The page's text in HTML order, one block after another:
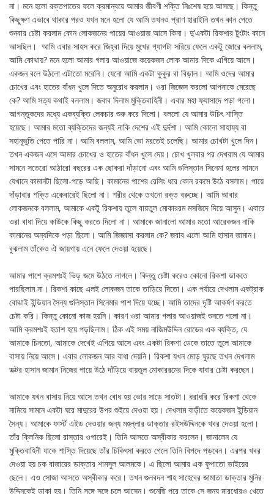
না। মনে হলো রক্তপাতের ফলে ক্রমান্বয়ে আমার জীবণী শক্তি নিঃশেষ হয়ে আসছে। কিন্তু
কিছুক্ষণ এভাবে থাকার পরও যখন মনে হলো যে আমি তখনও প্রাণ হারাইনি তখন কান পেতে
শুনবার চেষ্টা করলাম কোন লোকজনের পায়ের আওয়াজ আসে কিনা। দু’একটা রিকশার টুংটাং কানে
আসছিল। আমি এবার সাহস করে জিহ্বা দিয়ে মুখের গ্যাগটা সরিয়ে ফেলে একটু জোরে বললাম,
আমি কোথায়? মনে হলো আমার গলার আওয়াজে কয়েকজন লোক আমার দিকে এগিয়ে আসে।
একজন বলে উঠলো এটাতো মরেনি। যেনো আমি একটা কুকুর বা বিড়াল। আমি ওদের আমার
চোখের এবং হাতের বাঁধন খুলে দিতে অনুরোধ করলাম। ওরা জিজ্ঞেস করলো আপনাকে মেরেছে
কে? আমি সত্য কথাই বললাম। জবাব দিলাম মুক্তিবাহিনী। এবার মহা ফ্যাসাদে পড়া গলো।
আগন্তুকদের মধ্যে একব্যক্তি লেকচার শুরু করে দিলো। বললো যে আমার উচিৎ শাস্তি
হয়েছে। আমার মতো ব্যক্তিদের জন্যই নাকি দেশের এই দুর্দশা। আমি কোনো সাহায্য বা
সহানূভুতি পেতে পারি না। আমি বললাম, আমি ভো মরতেই চলেছি। আমার চোখটা খুলে দিন।
তখন একজন এসে আমার চোখের ও হাতের বাঁধন খুলে দেয়। চোখ খুলবার পর দেখরাম যে আমার
সামনে সতেরো আঠারো বছরের এক ছোকরা দাঁড়ানো এবং আমি গুলিস্তান সিনেমা হলের সামনে
যেখানে কামানটা ছিলো-পড়ে আছি। কামানের পাশের রেলিং ধরে কোন রকমে উঠে বসলাম। পায়ে
দাঁড়াবার শক্তি একেবারেই ছিলো না। শরীর থেকে তখনো রক্ত বরুচ্ছে। আমি আবার
লোকজনকে বললাম, আমাকে একটু রিকশায় তুলে বায়তুল মোকাররম মসজিদে দিয়ে আসুন। এবারে
ওরা বাধা দিয়ে কাউকে কিছু করতে দিলো না। আমাকে জানালো আমার মতো আরেকজন নাকি
কামানের অন্যদিকে পড়া ছিলো। আমি জিজ্ঞাসা করলাম কে? জবাব এলো আমি হাসান জামান।
বুঝলাম তাঁকেও ঐ জায়গায় এনে ফেলে দেওয়া হয়েছে।
আমার পাশে ক্রমশঃই ভিড় জমে উঠতে লাগলে। কিন্তু চেষ্টা করেও কোনো রিকশা ডাকতে
পারছিলাম না। রিকশা কাছে এলই লোকজন তাকে তাড়িয়ে দিতো। এক পর্যায়ে দেখলাম একট্রাক
বোঝাই ইন্ডিয়ান সৈন্য গুলিস্তান সিনেমার পাশ দিয়ে যচ্ছে। আমি তাদের দৃষ্টি আকর্ষণ করতে
চেষ্টা করি। কিন্তু কোনো কাজ হয়নি। কারণ ওরা আমার গলার আওয়াজই শুনতে পলো না।
আমি ক্রমশঃই হতাশ হয়ে পড়ছিলাম। ঠিক এই সময় নাজিমউদ্দিন রোডের এক ব্যক্তি, যে
আমাকে চিনতো, আমাকে দেখেই এগিয়ে আসে এবং একটা রিকশা ডেকে তাতে তুলে আমাকে
বাসায় নিয়ে আসে। এবার লোকজন আর বাধা দেয়নি। রিকশা যখন মোড় ঘুরছে তখন দেখলাম
ডক্টর হাসান জামান নিজের পায়ে উঠে দাঁড়িয়ে বায়তুল মোকাররমের দিকে যাবার চেষ্টা করছেন।
আমাকে যখন বাসায় নিয়ে আসে তখন বোধ হয় ভোর সাড়ে সাতটা। ধরাধরি করে রিকশা থেকে
নামিয়ে সামনে একটা ঘরে মাদুরের উপর শুইয়ে দেওয়া হয়। দেখলাম বাড়ীতে কয়েকজন ইন্ডিয়ান
সৈন্য। আমাকে ফার্স্ট এইড দেওয়ার জন্য মহল্লার ডাক্তার রইসউদ্দিনকে খবর দেওয়া হলো।
তাঁর ক্লিনিক ছিলো রাস্তার ওপারেই। তিনি আসতে অস্বীকার করলেন। জানালেন যে
মুক্তিবাহিনী যাকে শাস্তি দিয়েছে তাঁর চিকিৎসা করতে গেলে তিনি বিপদে পড়বেন। এরপর খবর
দেওয়া হয় চক বাজারের ডাক্তার শামসুল আলমকে। এ ছিলো আমার এক ফুপাতো ভাইয়ের
ছেলে। এও সোজা আসতে অস্বীকার করে। তখন গুলবদন শাহ সাহেবের জামাতা ডাক্তার মুনির
উদ্দিনকেই ডাকা হয়। তিনি সঙ্গে সঙ্গে চলে আসেন। শুনেছি পরে তাকে সে জন্য মারধোরও খেতে